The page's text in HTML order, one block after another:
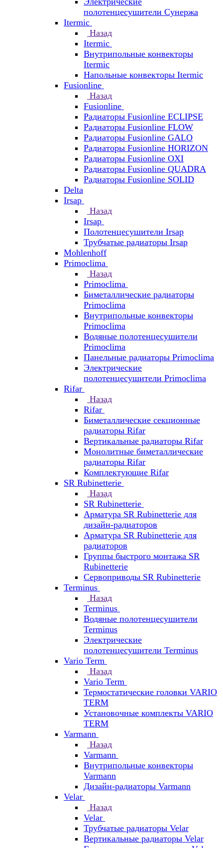
полотенцесушители Сунержа
Itermic
Назад
Itermic
Внутрипольные конвекторы
Itermic
Напольные конвекторы Itermic
Fusionline
Назад
Fusionline
Радиаторы Fusionline ECLIPSE
Радиаторы Fusionline FLOW
Радиаторы Fusionline GALO
Радиаторы Fusionline HORIZON
Радиаторы Fusionline OXI
Радиаторы Fusionline QUADRA
Радиаторы Fusionline SOLID
Delta
Irsap
Назад
Irsap
Полотенцесушители Irsap
Трубчатые радиаторы Irsap
Mohlenhoff
Primoclima
Назад
Primoclima
Биметаллические радиаторы
Primoclima
Внутрипольные конвекторы
Primoclima
Водяные полотенцесушители
Primoclima
Панельные радиаторы Primoclima
Электрические
полотенцесушители Primoclima
Rifar
Назад
Rifar
Биметаллические секционные
радиаторы Rifar
Вертикальные радиаторы Rifar
Монолитные биметаллические
радиаторы Rifar
Комплектующие Rifar
SR Rubinetterie
Назад
SR Rubinetterie
Арматура SR Rubinetterie для
дизайн-радиаторов
Арматура SR Rubinetterie для
радиаторов
Группы быстрого монтажа SR
Rubinetterie
Сервоприводы SR Rubinetterie
Terminus
Назад
Terminus
Водяные полотенцесушители
Terminus
Электрические
полотенцесушители Terminus
Vario Term
Назад
Vario Term
Термостатические головки VARIO
TERM
Установочные комплекты VARIO
TERM
Varmann
Назад
Varmann
Внутрипольные конвекторы
Varmann
Дизайн-радиаторы Varmann
Velar
Назад
Velar
Трубчатые радиаторы Velar
Вертикальные радиаторы Velar